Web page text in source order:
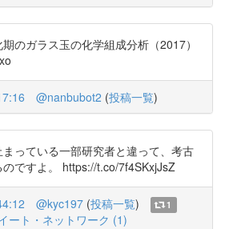
のガラス玉の化学組成分析（2017）
@nanbubot2 (投稿一覧)
っている一部研究者と違って、考古
ですよ。 https://t.co/7f4SKxjJsZ
@kyc197 (投稿一覧)
1
ート・ネットワーク (1)